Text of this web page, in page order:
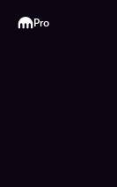
Kraken
Pro